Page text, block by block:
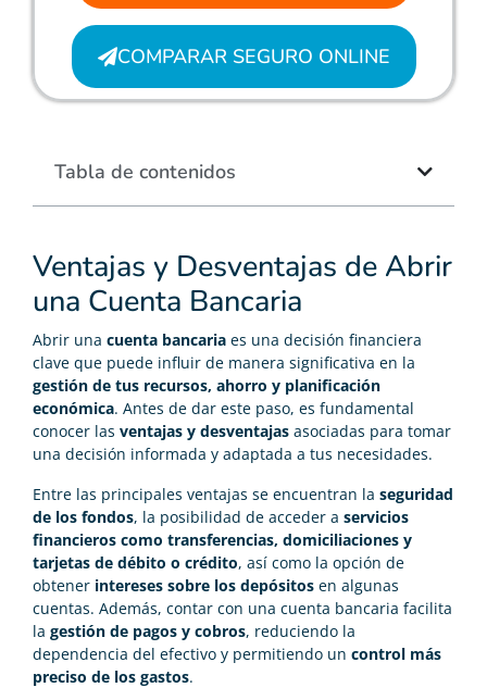
Ventajas y Desventajas de Abrir
una Cuenta Bancaria
Abrir una cuenta bancaria es una decisión financiera
clave que puede influir de manera significativa en la
gestión de tus recursos, ahorro y planificación
económica. Antes de dar este paso, es fundamental
conocer las ventajas y desventajas asociadas para tomar
una decisión informada y adaptada a tus necesidades.
Entre las principales ventajas se encuentran la seguridad
de los fondos, la posibilidad de acceder a servicios
financieros como transferencias, domiciliaciones y
tarjetas de débito o crédito, así como la opción de
obtener intereses sobre los depósitos en algunas
cuentas. Además, contar con una cuenta bancaria facilita
la gestión de pagos y cobros, reduciendo la
dependencia del efectivo y permitiendo un control más
preciso de los gastos.
COMPARAR SEGURO ONLINE
Tabla de contenidos